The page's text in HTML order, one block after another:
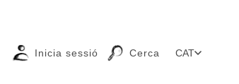
Inicia sessió Cerca CAT